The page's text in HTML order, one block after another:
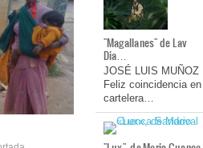
"Magallanes" de Lav
Dia…
JOSÉ LUIS MUÑOZ
Feliz coincidencia en
cartelera…